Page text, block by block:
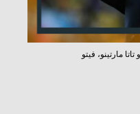
مارتينو، فيتو